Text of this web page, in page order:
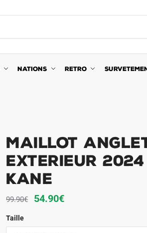
NATIONS RETRO
Maillot
Exterieur
Kane
99.90€
Le
initial
54.90€Le
actuel
Taille